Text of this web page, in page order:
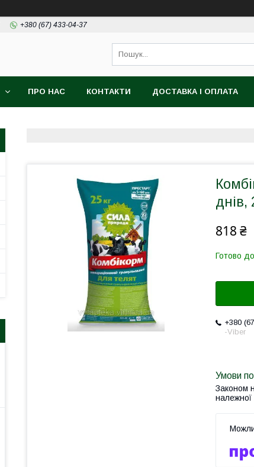
+380 (67) 433-04-37
ПРО НАС КОНТАКТИ ДОСТАВКА І ОПЛАТА
днів,
818 ₴
Готово
+380
-Viber
Законом
належної